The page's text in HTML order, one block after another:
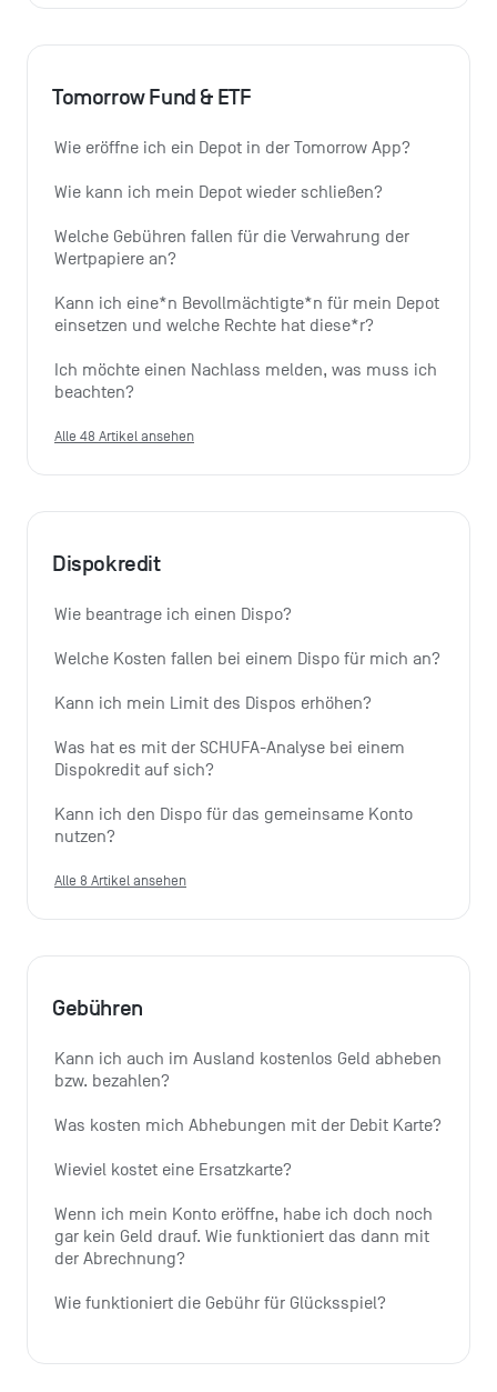
Tomorrow Fund & ETF
Wie eröffne ich ein Depot in der Tomorrow App?
Wie kann ich mein Depot wieder schließen?
Welche Gebühren fallen für die Verwahrung der
Wertpapiere an?
Kann ich eine*n Bevollmächtigte*n für mein Depot
einsetzen und welche Rechte hat diese*r?
Ich möchte einen Nachlass melden, was muss ich
beachten?
Alle 48 Artikel ansehen
Dispokredit
Wie beantrage ich einen Dispo?
Welche Kosten fallen bei einem Dispo für mich an?
Kann ich mein Limit des Dispos erhöhen?
Was hat es mit der SCHUFA-Analyse bei einem
Dispokredit auf sich?
Kann ich den Dispo für das gemeinsame Konto
nutzen?
Alle 8 Artikel ansehen
Gebühren
Kann ich auch im Ausland kostenlos Geld abheben
bzw. bezahlen?
Was kosten mich Abhebungen mit der Debit Karte?
Wieviel kostet eine Ersatzkarte?
Wenn ich mein Konto eröffne, habe ich doch noch
gar kein Geld drauf. Wie funktioniert das dann mit
der Abrechnung?
Wie funktioniert die Gebühr für Glücksspiel?